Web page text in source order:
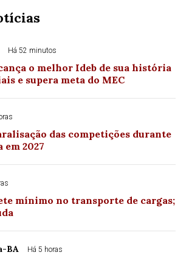
Há 52 minutos
o melhor Ideb de sua história
e supera meta do MEC
das competições durante
em 2027
mínimo no transporte de cargas;
BA Há 5 horas